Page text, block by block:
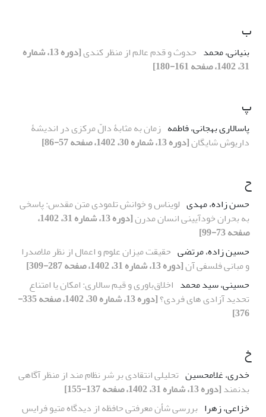
ب
بنیانی، محمد حدوث و قدم عالم از منظر کندی
[دوره 13، شماره
31، 1402، صفحه 161-180]
پ
پاسالاری بهجانی، فاطمه زمان به مثابۀ دالّ مرکزی در اندیشۀ
داریوش شایگان[دوره 13، شماره 30، 1402، صفحه 57-86]
ح
حسن زاده، مهدی لویناس و خوانش تلمودی متن مقدس: پاسخی
به بحران خودآیینی انسان مدرن
[دوره 13، شماره 31، 1402،
صفحه 73-99]
حسین زاده، مرتضی حقیقت میزان علوم و اعمال از نظر ملاصدرا
و مبانی فلسفی آن[دوره 13، شماره 31، 1402، صفحه 287-309]
حسینی، سید محمد اخلاق‌باوری و قیم سالاری: امکان یا امتناع
تحدید آزادی های فردی؟
[دوره 13، شماره 30، 1402، صفحه 335-
376]
خ
خدری، غلامحسین تحلیلی انتقادی بر شر نظام مند از منظر آگاهی
بدنمند[دوره 13، شماره 31، 1402، صفحه 137-155]
خزاعی، زهرا بررسی شأن معرفتی حافظه از دیدگاه متیو فرایس